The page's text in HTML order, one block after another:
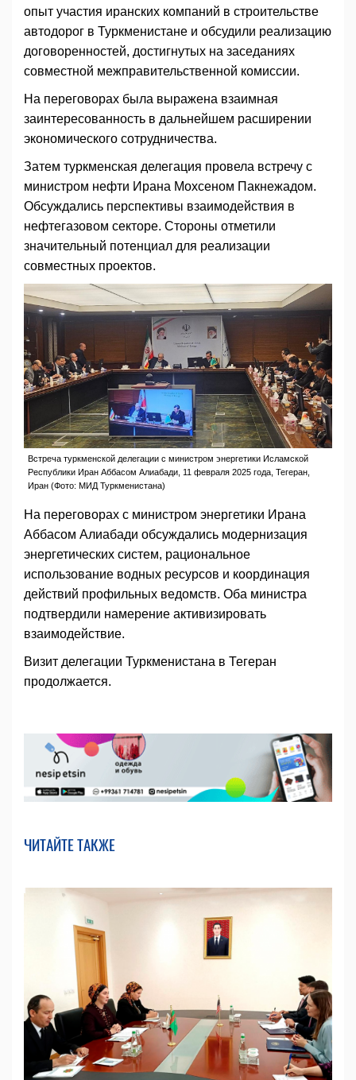
опыт участия иранских компаний в строительстве
автодорог в Туркменистане и обсудили реализацию
договоренностей, достигнутых на заседаниях
совместной межправительственной комиссии.
На переговорах была выражена взаимная
заинтересованность в дальнейшем расширении
экономического сотрудничества.
Затем туркменская делегация провела встречу с
министром нефти Ирана Мохсеном Пакнежадом.
Обсуждались перспективы взаимодействия в
нефтегазовом секторе. Стороны отметили
значительный потенциал для реализации
совместных проектов.
Встреча туркменской делегации с министром энергетики Исламской
Республики Иран Аббасом Алиабади, 11 февраля 2025 года, Тегеран,
Иран (Фото: МИД Туркменистана)
На переговорах с министром энергетики Ирана
Аббасом Алиабади обсуждались модернизация
энергетических систем, рациональное
использование водных ресурсов и координация
действий профильных ведомств. Оба министра
подтвердили намерение активизировать
взаимодействие.
Визит делегации Туркменистана в Тегеран
продолжается.
ЧИТАЙТЕ ТАКЖЕ